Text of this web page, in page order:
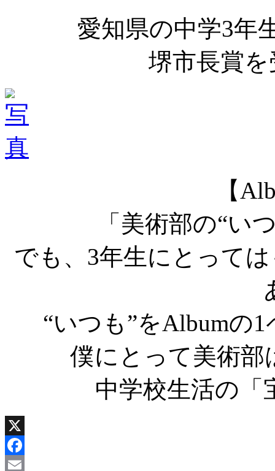
愛知県の中学3年
堺市長賞
【
「美術部の“い
でも、3年生にとって
“いつも”をAlbumの
僕にとって美術部
中学校生活の「
X
Facebook